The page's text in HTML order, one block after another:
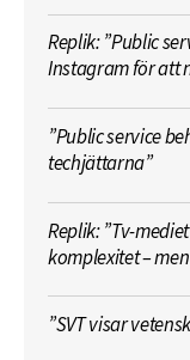
Replik: ”Public
Instagram för att
”Public service
techjättarna”
Replik: ”Tv-
komplexitet –
”SVT visar